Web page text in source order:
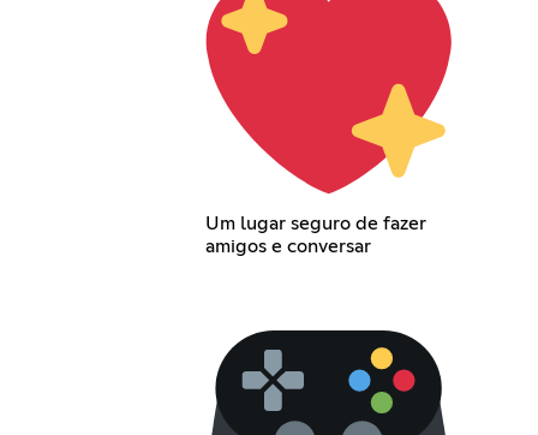
Um lugar seguro de fazer
amigos e conversar